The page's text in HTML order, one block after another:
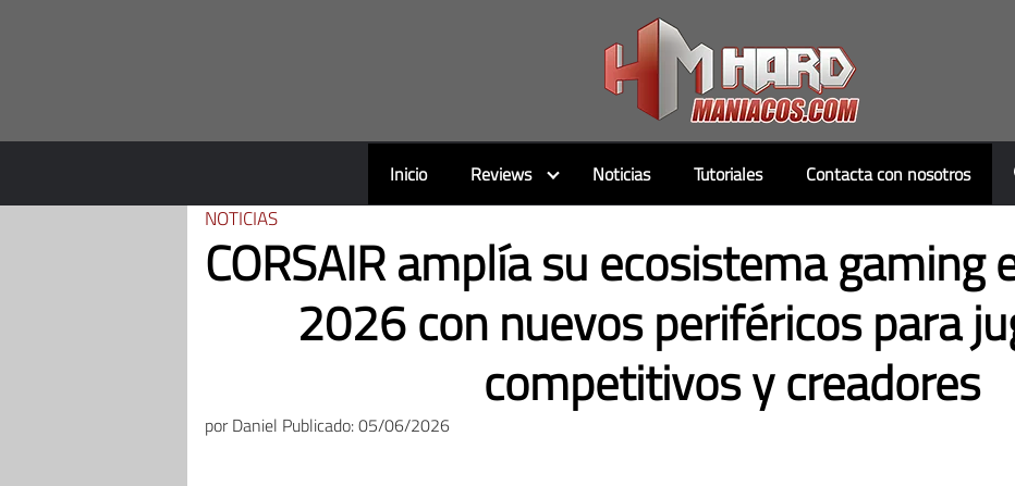
Inicio Reviews Noticias Tutoriales Contacta con nosotros
NOTICIAS
CORSAIR amplía su ecosistema gaming
2026 con nuevos periféricos para
competitivos y creadores
porDaniel Publicado: 05/06/2026